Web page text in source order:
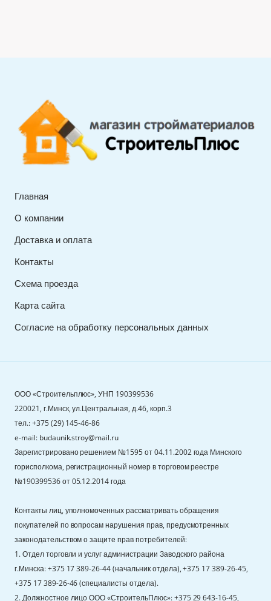
Главная
О компании
Доставка и оплата
Контакты
Схема проезда
Карта сайта
Согласие на обработку персональных данных
ООО «Строительплюс», УНП 190399536
220021, г.Минск, ул.Центральная, д.46, корп.3
тел.: +375 (29) 145-46-86
e-mail: budaunik.stroy@mail.ru
Зарегистрировано решением №1595 от 04.11.2002 года Минского
горисполкома, регистрационный номер в торговом реестре
№190399536 от 05.12.2014 года
Контакты лиц, уполномоченных рассматривать обращения
покупателей по вопросам нарушения прав, предусмотренных
законодательством о защите прав потребителей:
1. Отдел торговли и услуг администрации Заводского района
г.Минска: +375 17 389-26-44 (начальник отдела), +375 17 389-26-45,
+375 17 389-26-46 (специалисты отдела).
2. Должностное лицо ООО «СтроительПлюс»: +375 29 643-16-45,